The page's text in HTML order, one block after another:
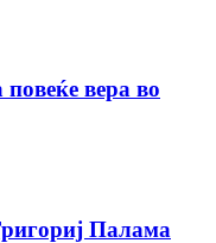
вера во
Палама